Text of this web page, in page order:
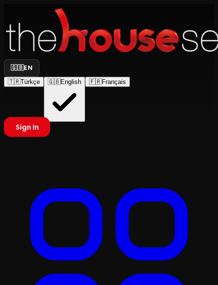
🇬🇧EN
🇹🇷Türkçe 🇬🇧English 🇫🇷Français
Sign In